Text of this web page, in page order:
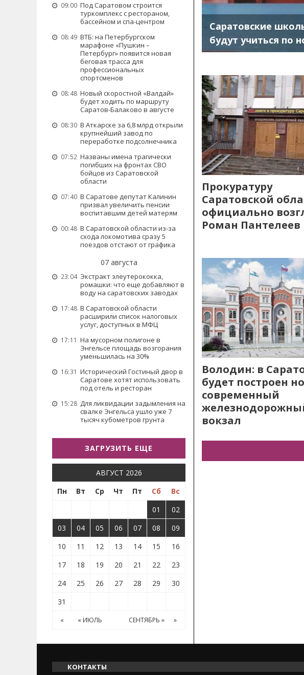
09:00 Под Саратовом строится
туркомплекс с рестораном,
бассейном и спа-центром
08:49 ВТБ: на Петербургском
марафоне «Пушкин –
Петербург» появится новая
беговая трасса для
профессиональных
спортсменов
08:48 Новый скоростной «Валдай»
будет ходить по маршруту
Саратов-Балаково в августе
08:30 В Аткарске за 6,8 млрд открыли
крупнейший завод по
переработке подсолнечника
07:52 Названы имена трагически
погибших на фронтах СВО
бойцов из Саратовской
области
07:40 В Саратове депутат Калинин
призвал увеличить пенсии
воспитавшим детей матерям
00:48 В Саратовской области из-за
схода локомотива сразу 5
поездов отстают от графика
07 августа
23:04 Экстракт элеутерококка,
ромашки: что еще добавляют в
воду на саратовских заводах
17:48 В Саратовской области
расширили список налоговых
услуг, доступных в МФЦ
17:11 На мусорном полигоне в
Энгельсе площадь возгорания
уменьшилась на 30%
16:31 Исторический Гостиный двор в
Саратове хотят использовать
под отель и ресторан
15:28 Для ликвидации задымления на
свалке Энгельса ушло уже 7
тысяч кубометров грунта
ЗАГРУЗИТЬ ЕЩЕ
АВГУСТ 2026
Пн
Вт Ср Чт Пт Сб
Вс
01
02
03
04 05 06 07 08
09
10
11 12 13 14 15
16
17
18 19 20 21 22
23
24
25 26 27 28 29
30
31
« « ИЮЛЬ СЕНТЯБРЬ » »
Саратовские
будут учиться по
Прокуратуру
Саратовской
официально
Роман Пантелеев
Володин: в
будет построен
современный
вокзал
КОНТАКТЫ